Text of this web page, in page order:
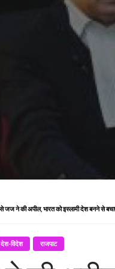
से जज ने की अपील, भारत को इस्लामी देश बनने से
देश-विदेश राजपाट